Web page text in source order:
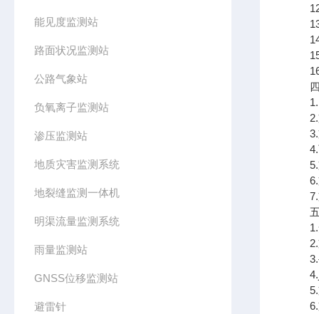
能见度监测站
路面状况监测站
公路气象站
负氧离子监测站
渗压监测站
地质灾害监测系统
地裂缝监测一体机
明渠流量监测系统
雨量监测站
GNSS位移监测站
避雷针
12.
13.
14.
15.
16.
四
2.支
3.支
4.可
5.支
6.
7.支
五
1.安
2.
3.手
5.支
6.